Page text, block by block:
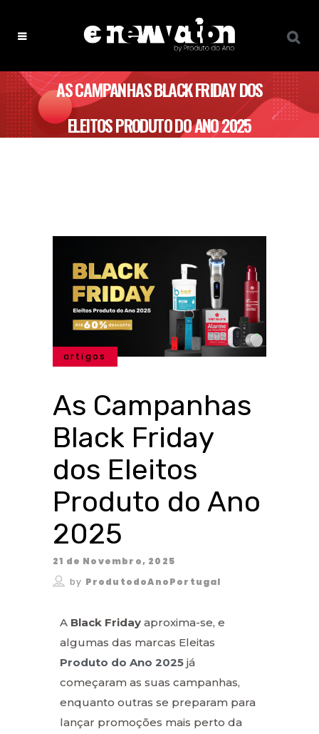
AS CAMPANHAS BLACK FRIDAY DOS
ELEITOS PRODUTO DO ANO 2025
artigos
As Campanhas
Black Friday
dos Eleitos
Produto do Ano
2025
21 de Novembro, 2025
by ProdutodoAnoPortugal
A Black Friday aproxima-se, e
algumas das marcas Eleitas
Produto do Ano 2025 já
começaram as suas campanhas,
enquanto outras se preparam para
lançar promoções mais perto da